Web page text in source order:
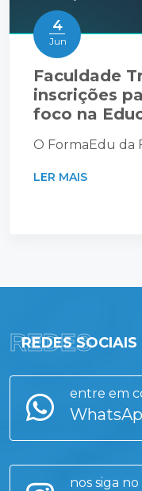
4
Jun
Faculdade
inscrições
foco na
O FormaEdu da
LER MAIS
REDES SOCIAIS
REDES
entre em
nos siga no